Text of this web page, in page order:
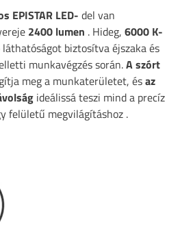
EPISTAR LED- del van
2400 lumen . Hideg, 6000 K-
biztosítva éjszaka és
munkavégzés során.A szórt
meg a munkaterületet, ésaz
ideálissá teszi mind a precíz
felületű megvilágításhoz .